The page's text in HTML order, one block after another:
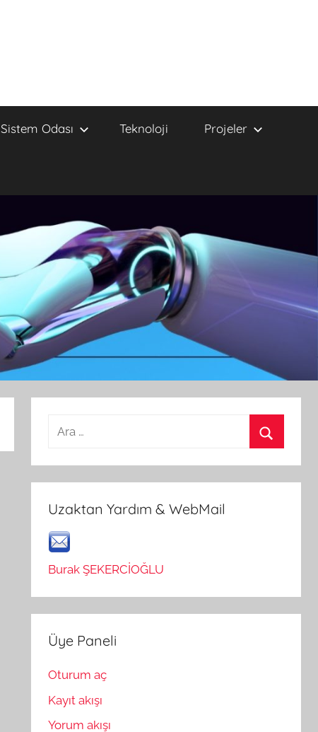
Sistem Odası Teknoloji Projeler
Arama:
Uzaktan Yardım & WebMail
Burak ŞEKERCİOĞLU
Üye Paneli
Oturum aç
Kayıt akışı
Yorum akışı